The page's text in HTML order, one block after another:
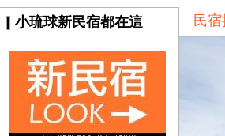
【哇靠小琉球】新版官網熱情開站
【哇靠小琉球粉絲團】即時動態!!
小琉球民宿空房
小琉球民宿
小琉球民宿推薦
【小琉球民宿特約】東港停車場!!看這邊
小琉球民宿 最完整的旅遊資訊都在這
小琉球新民宿都在這 民